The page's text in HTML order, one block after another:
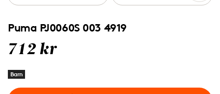
Puma PJ0060S 003 4919
712 kr
Barn